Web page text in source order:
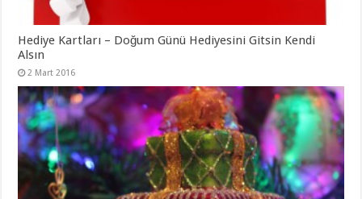
Hediye Kartları – Doğum Günü Hediyesini Gitsin Kendi
Alsın
2 Mart 2016